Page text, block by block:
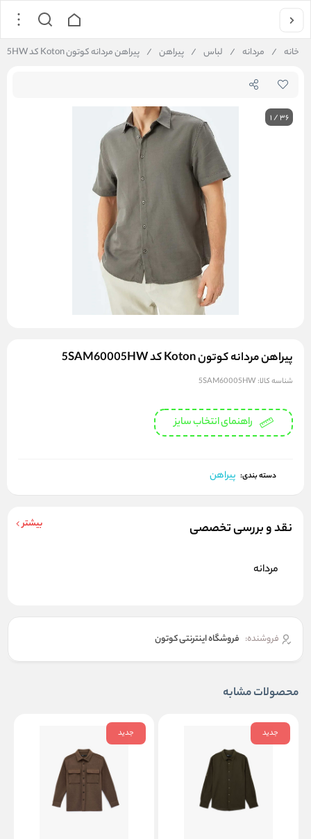
خانه / مردانه / لباس / پیراهن / پیراهن مردانه کوتون Koton کد 5SAM60005HW
1/36
پیراهن مردانه کوتون Koton کد 5SAM60005HW
شناسه کالا: 5SAM60005HW
راهنمای انتخاب سایز
دسته بندی: پیراهن
نقد و بررسی تخصصی بیشتر
مردانه
فروشنده: فروشگاه اینترنتی کوتون
محصولات مشابه
جدید جدید